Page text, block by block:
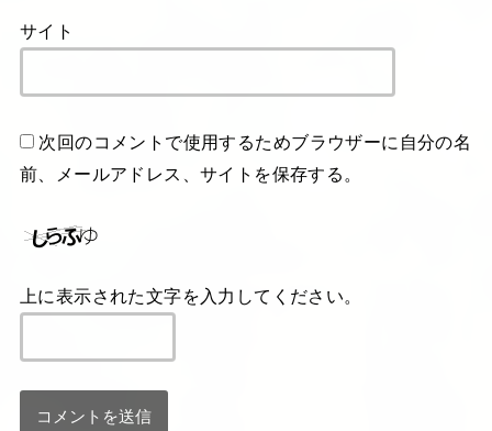
サイト
次回のコメントで使用するためブラウザーに自分の名
前、メールアドレス、サイトを保存する。
上に表示された文字を入力してください。